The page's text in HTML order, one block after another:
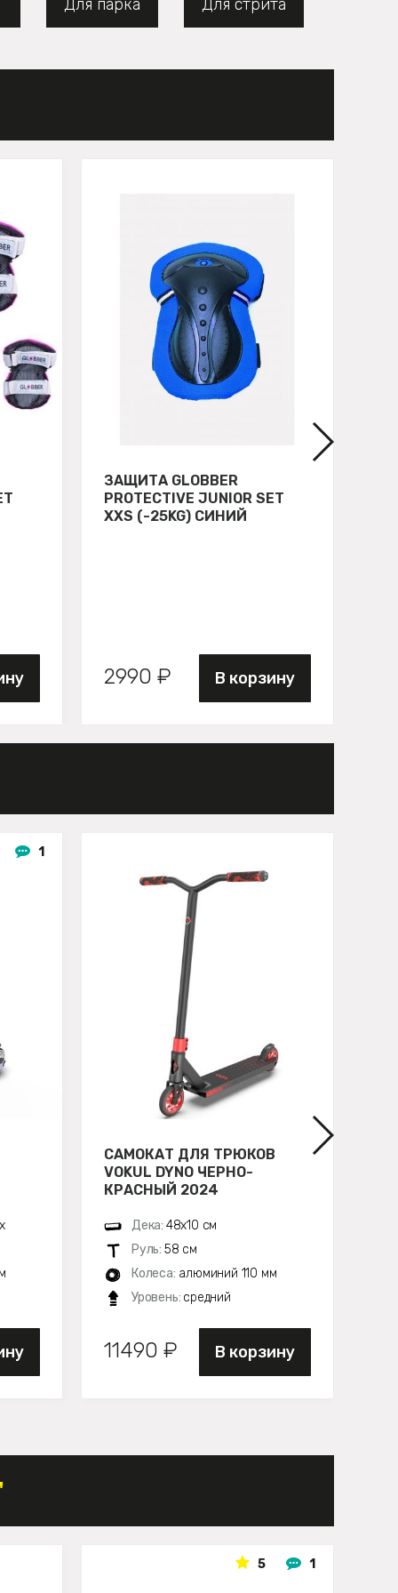
Для парка Для стрита
ЗАЩИТА GLOBBER
PROTECTIVE JUNIOR SET
XXS (-25KG) СИНИЙ
2990 ₽ В корзину
1
САМОКАТ ДЛЯ ТРЮКОВ
VOKUL DYNO ЧЕРНО-
КРАСНЫЙ 2024
Дека: 48х10 см
Руль: 58 см
Колеса: алюминий 110 мм
Уровень: средний
11490 ₽ В корзину
5 1